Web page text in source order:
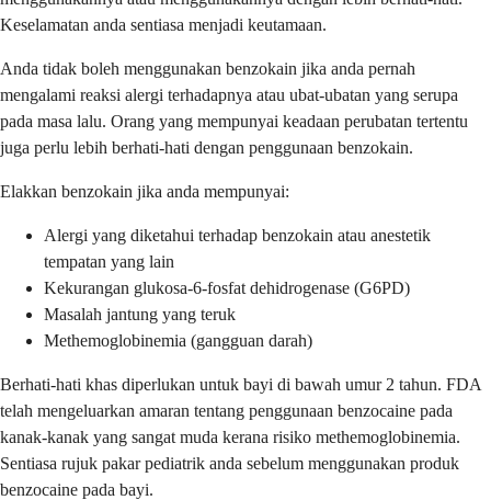
Keselamatan anda sentiasa menjadi keutamaan.
Anda tidak boleh menggunakan benzokain jika anda pernah
mengalami reaksi alergi terhadapnya atau ubat-ubatan yang serupa
pada masa lalu. Orang yang mempunyai keadaan perubatan tertentu
juga perlu lebih berhati-hati dengan penggunaan benzokain.
Elakkan benzokain jika anda mempunyai:
Alergi yang diketahui terhadap benzokain atau anestetik
tempatan yang lain
Kekurangan glukosa-6-fosfat dehidrogenase (G6PD)
Masalah jantung yang teruk
Methemoglobinemia (gangguan darah)
Berhati-hati khas diperlukan untuk bayi di bawah umur 2 tahun. FDA
telah mengeluarkan amaran tentang penggunaan benzocaine pada
kanak-kanak yang sangat muda kerana risiko methemoglobinemia.
Sentiasa rujuk pakar pediatrik anda sebelum menggunakan produk
benzocaine pada bayi.